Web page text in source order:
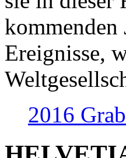
Ereignisse,
2016